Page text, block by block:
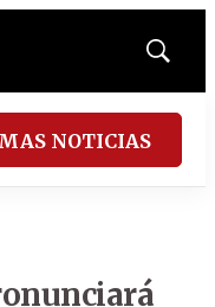
Mostrar
NOTICIAS